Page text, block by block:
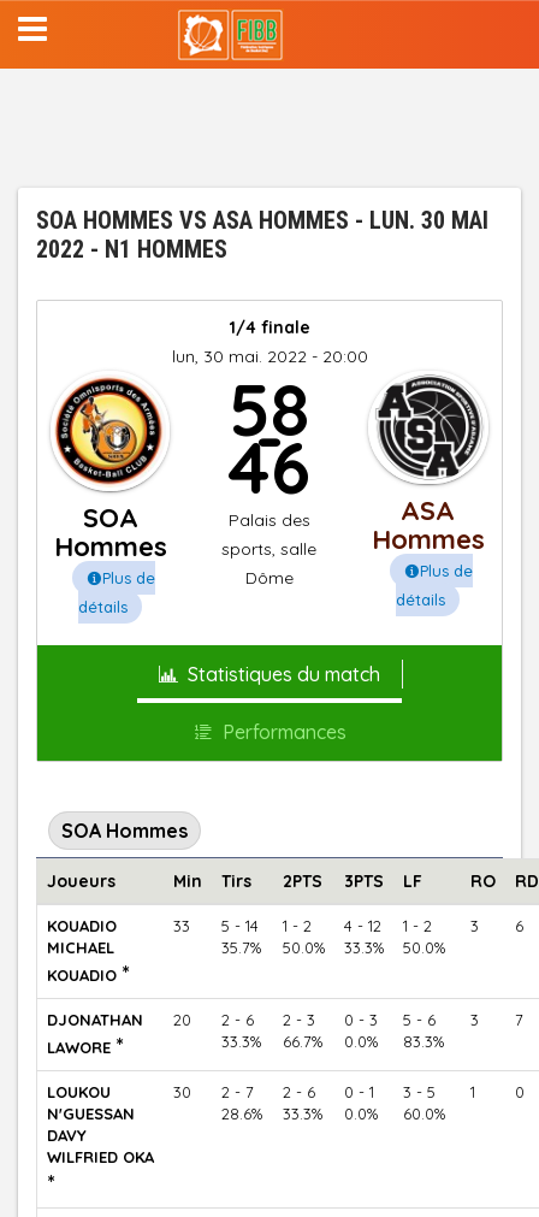
Aller
au
contenu
SOA HOMMES VS ASA HOMMES - LUN. 30 MAI
2022 - N1 HOMMES
1/4 finale
lun, 30 mai. 2022 - 20:00
SOA
Hommes
Plus de
détails
58
-
46
Palais des
sports, salle
Dôme
ASA
Hommes
Plus de
détails
Statistiques du match
Performances
SOA Hommes
Joueurs Min Tirs 2PTS 3PTS LF RO RD
KOUADIO
MICHAEL
KOUADIO *
33
5 - 14
35.7%
1 - 2
50.0%
4 - 12
33.3%
1 - 2
50.0%
3 6
DJONATHAN
LAWORE *
20
2 - 6
33.3%
2 - 3
66.7%
0 - 3
0.0%
5 - 6
83.3%
3 7
LOUKOU
N'GUESSAN
DAVY
WILFRIED OKA
*
30
2 - 7
28.6%
2 - 6
33.3%
0 - 1
0.0%
3 - 5
60.0%
1 0